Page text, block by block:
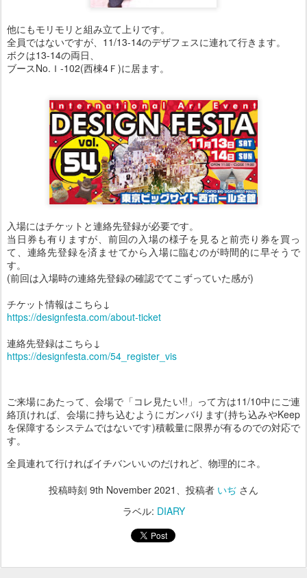
他にもモリモリと組み立て上りです。
全員ではないですが、11/13-14のデザフェスに連れて行きます。
ボクは13-14の両日、
ブースNo.Ｉ-102(西棟4Ｆ)に居ます。
入場にはチケットと連絡先登録が必要です。
当日券も有りますが、前回の入場の様子を見ると前売り券を買っ
て、連絡先登録を済ませてから入場に臨むのが時間的に早そうで
す。
(前回は入場時の連絡先登録の確認でてこずっていた感が)
チケット情報はこちら↓
https://designfesta.com/about-ticket
連絡先登録はこちら↓
https://designfesta.com/54_register_vis
ご来場にあたって、会場で「コレ見たい!!」って方は11/10中にご連
絡頂ければ、会場に持ち込むようにガンバります(持ち込みやKeep
を保障するシステムではないです)積載量に限界が有るのでの対応で
す。
全員連れて行ければイチバンいいのだけれど、物理的にネ。
投稿時刻 9th November 2021 、投稿者 いぢ さん
ラベル: DIARY